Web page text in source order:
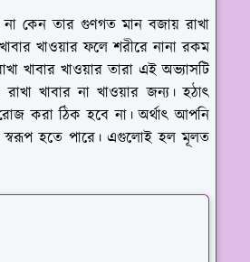
কেন তার গুণগত মান বজায় রাখা
খাওয়ার ফলে শরীরে নানা রকম
খাবার খাওয়ার তারা এই অভ্যাসটি
খাবার না খাওয়ার জন্য। হঠাৎ
করা ঠিক হবে না। অর্থাৎ আপনি
স্বরূপ হতে পারে। এগুলোই হল মূলত